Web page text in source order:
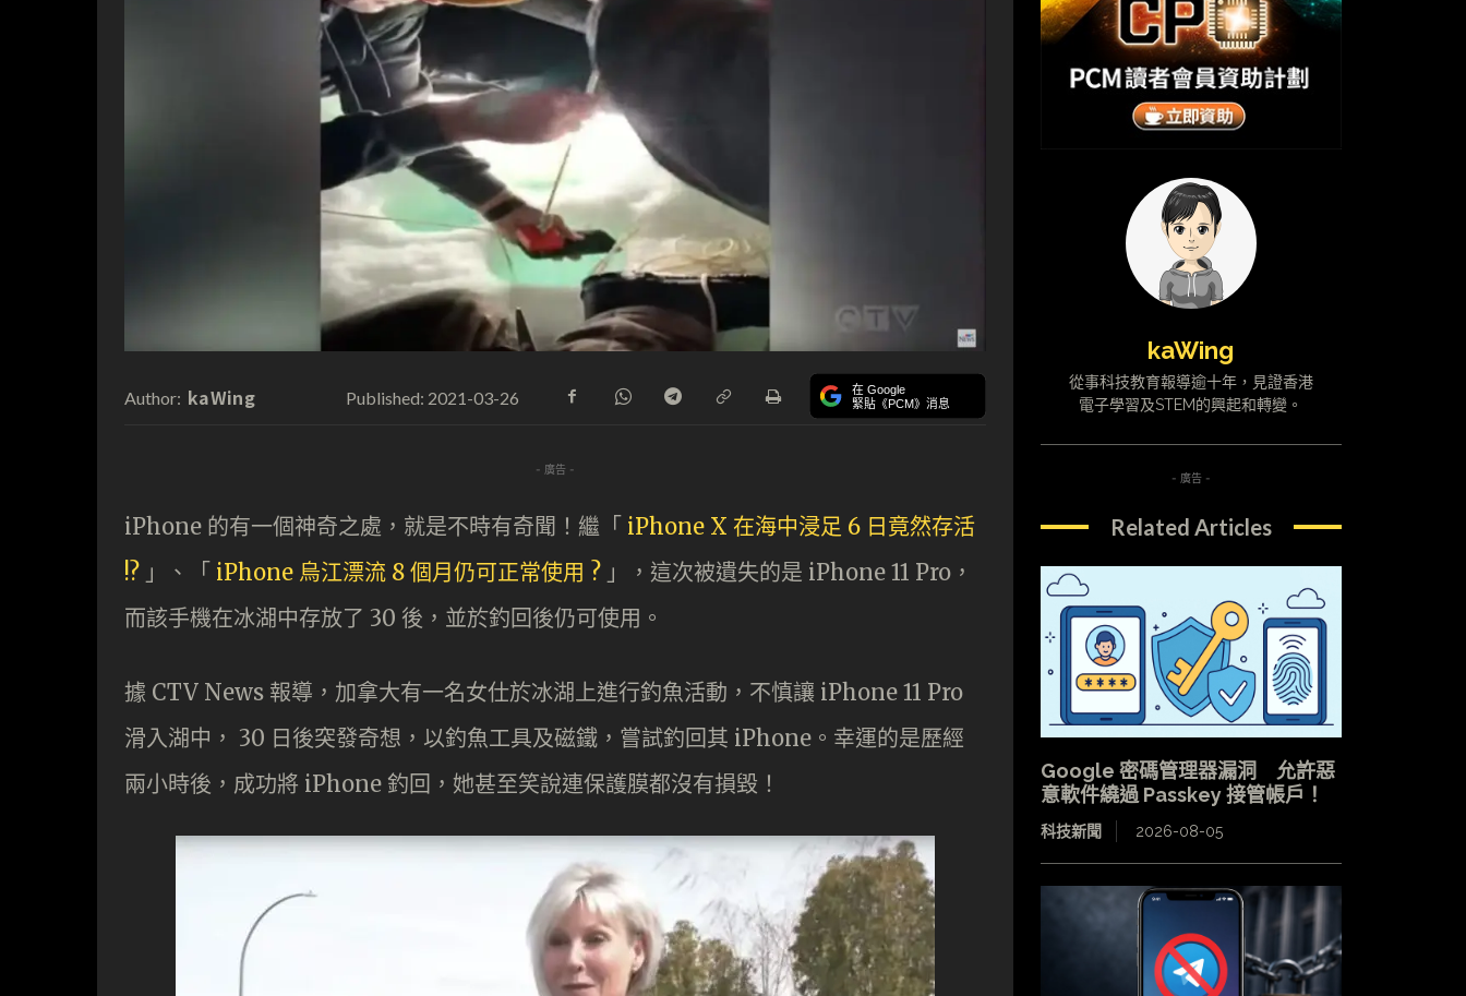
Author: kaWing Published: 2021-03-26 在 Google
緊貼《PCM》消息
- 廣告 -
iPhone 的有一個神奇之處，就是不時有奇聞！繼「 iPhone X 在海中浸足 6 日竟然存活
!? 」、「 iPhone 烏江漂流 8 個月仍可正常使用 ? 」，這次被遺失的是 iPhone 11 Pro，
而該手機在冰湖中存放了 30 後，並於釣回後仍可使用。
據 CTV News 報導，加拿大有一名女仕於冰湖上進行釣魚活動，不慎讓 iPhone 11 Pro
滑入湖中， 30 日後突發奇想，以釣魚工具及磁鐵，嘗試釣回其 iPhone。幸運的是歷經
兩小時後，成功將 iPhone 釣回，她甚至笑說連保護膜都沒有損毀！
kaWing
從事科技教育報導逾十年，見證香港
電子學習及STEM的興起和轉變。
- 廣告 -
Related Articles
Google 密碼管理器漏洞 允許惡
意軟件繞過 Passkey 接管帳戶！
科技新聞 2026-08-05